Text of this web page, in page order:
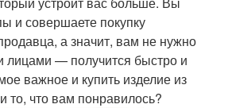
и совершаете покупку
а значит, вам не нужно
лицами — получится быстро и
важное и купить изделие из
то, что вам понравилось?